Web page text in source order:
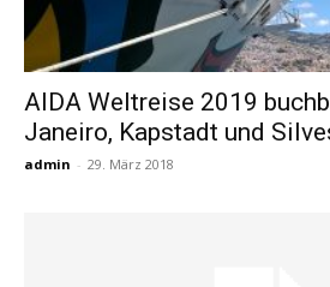
AIDA Weltreise 2019
Janeiro, Kapstadt und
admin - 29. März 2018